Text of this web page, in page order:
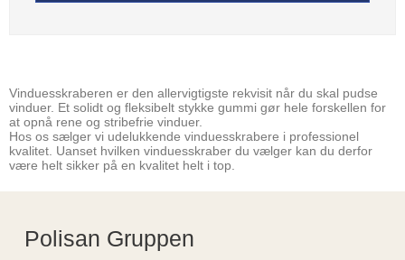
Vinduesskraberen er den allervigtigste rekvisit når du skal pudse
vinduer. Et solidt og fleksibelt stykke gummi gør hele forskellen for
at opnå rene og stribefrie vinduer.
Hos os sælger vi udelukkende vinduesskrabere i professionel
kvalitet. Uanset hvilken vinduesskraber du vælger kan du derfor
være helt sikker på en kvalitet helt i top.
Polisan Gruppen